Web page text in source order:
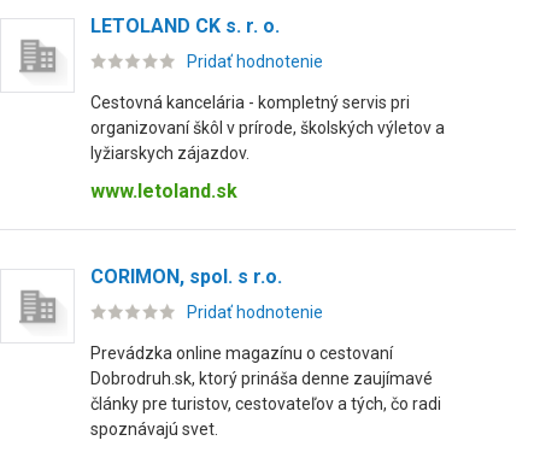
LETOLAND CK s. r. o.
Pridať hodnotenie
Cestovná kancelária - kompletný servis pri
organizovaní škôl v prírode, školských výletov a
lyžiarskych zájazdov.
www.letoland.sk
CORIMON, spol. s r.o.
Pridať hodnotenie
Prevádzka online magazínu o cestovaní
Dobrodruh.sk, ktorý prináša denne zaujímavé
články pre turistov, cestovateľov a tých, čo radi
spoznávajú svet.